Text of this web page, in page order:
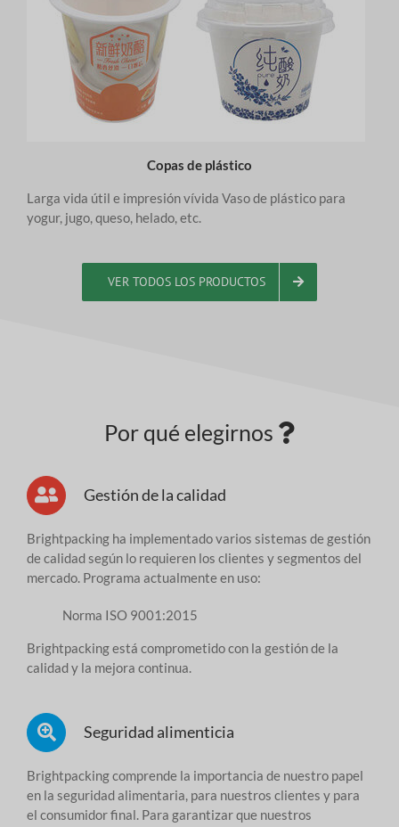
Copas de plástico
Larga vida útil e impresión vívida Vaso de plástico para
yogur, jugo, queso, helado, etc.
VER TODOS LOS PRODUCTOS
Por qué elegirnos
Gestión de la calidad
Brightpacking ha implementado varios sistemas de gestión
de calidad según lo requieren los clientes y segmentos del
mercado. Programa actualmente en uso:
Norma ISO 9001:2015
Brightpacking está comprometido con la gestión de la
calidad y la mejora continua.
Seguridad alimenticia
Brightpacking comprende la importancia de nuestro papel
en la seguridad alimentaria, para nuestros clientes y para
el consumidor final. Para garantizar que nuestros